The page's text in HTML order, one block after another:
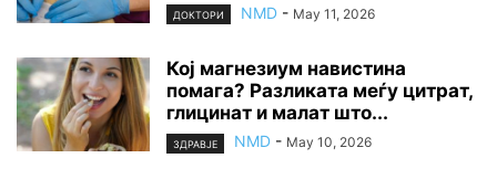
ДОКТОРИ NMD - May 11, 2026
Кој магнезиум навистина
помага? Разликата меѓу цитрат,
глицинат и малат што...
ЗДРАВЈЕ NMD - May 10, 2026